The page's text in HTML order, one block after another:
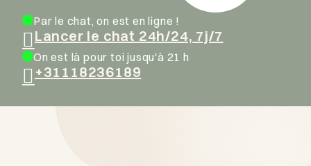
Par le chat, on est en ligne !
Lancer le chat 24h/24, 7j/7
On est là pour toi jusqu'à 21 h
+31118236189